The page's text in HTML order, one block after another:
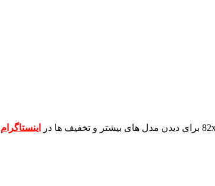
برای دیدن مدل های بیشتر و تخفیف ها در اینستاگرام